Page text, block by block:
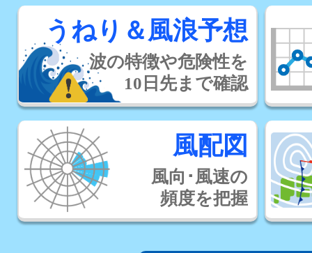
うねり＆風浪予想
波の特徴や危険性を
10日先まで確認
風配図
風向･風速の
頻度を把握